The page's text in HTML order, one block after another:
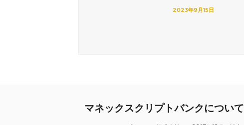
2023年9月15日
マネックスクリプトバンクについて